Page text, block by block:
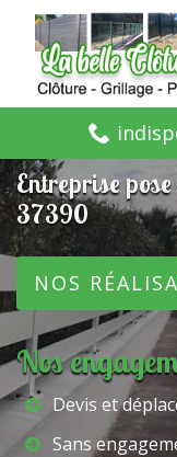
Entreprise
37390
NOS
Nos
Devis et
Sans